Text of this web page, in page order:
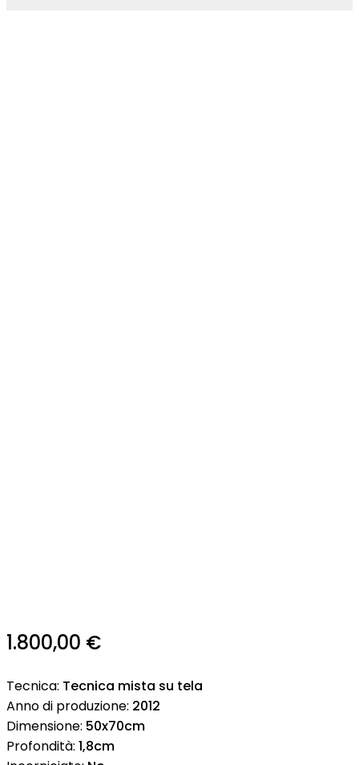
1.800,00 €
Tecnica: Tecnica mista su tela
Anno di produzione: 2012
Dimensione: 50x70cm
Profondità: 1,8cm